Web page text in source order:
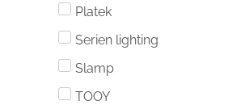
Platek
Serien lighting
Slamp
TOOY